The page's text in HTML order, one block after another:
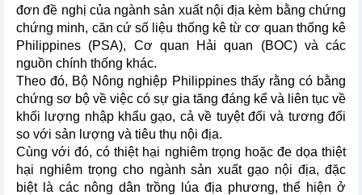
đơn đề nghị của ngành sản xuất nội địa kèm bằng chứng
chứng minh, căn cứ số liệu thống kê từ cơ quan thống kê
Philippines (PSA), Cơ quan Hải quan (BOC) và các
nguồn chính thống khác.
Theo đó, Bộ Nông nghiệp Philippines thấy rằng có bằng
chứng sơ bộ về việc có sự gia tăng đáng kể và liên tục về
khối lượng nhập khẩu gạo, cả về tuyệt đối và tương đối
so với sản lượng và tiêu thụ nội địa.
Cùng với đó, có thiệt hại nghiêm trọng hoặc đe dọa thiệt
hại nghiêm trọng cho ngành sản xuất gạo nội địa, đặc
biệt là các nông dân trồng lúa địa phương, thể hiện ở